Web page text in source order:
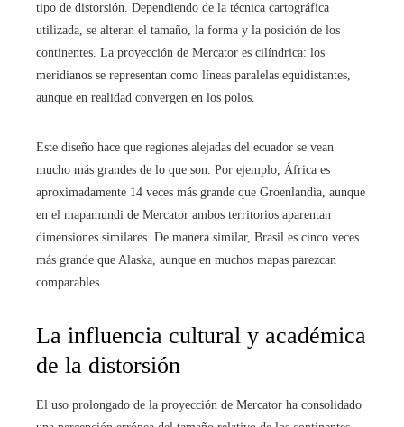
tipo de distorsión. Dependiendo de la técnica cartográfica
utilizada, se alteran el tamaño, la forma y la posición de los
continentes. La proyección de Mercator es cilíndrica: los
meridianos se representan como líneas paralelas equidistantes,
aunque en realidad convergen en los polos.
Este diseño hace que regiones alejadas del ecuador se vean
mucho más grandes de lo que son. Por ejemplo, África es
aproximadamente 14 veces más grande que Groenlandia, aunque
en el mapamundi de Mercator ambos territorios aparentan
dimensiones similares. De manera similar, Brasil es cinco veces
más grande que Alaska, aunque en muchos mapas parezcan
comparables.
La influencia cultural y académica
de la distorsión
El uso prolongado de la proyección de Mercator ha consolidado